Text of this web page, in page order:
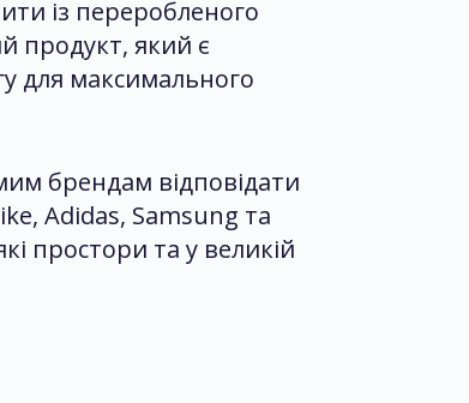
із переробленого
продукт, який є
для максимального
брендам відповідати
Adidas, Samsung та
простори та у великій